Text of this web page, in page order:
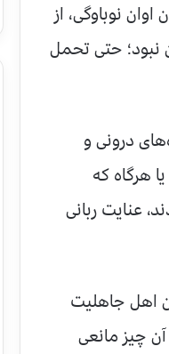
نوباوگی، از
نبود؛ حتی تحمل
درونی و
هرگاه که
عنایت ربانی
اهل جاهلیت
چیز مانعی